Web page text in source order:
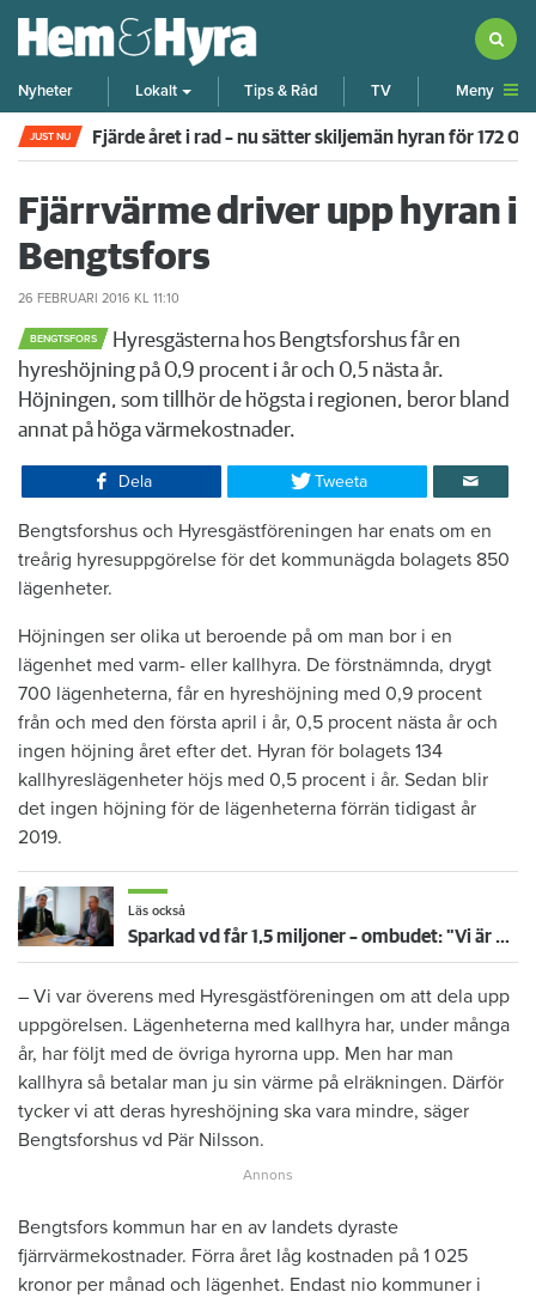
Nyheter Lokalt Tips & Råd TV Meny
JUST NU Fjärde året i rad – nu sätter skiljemän hyran för 172
Fjärrvärme driver upp hyran i
Bengtsfors
26 FEBRUARI 2016 KL 11:10
BENGTSFORS
Hyresgästerna hos Bengtsforshus får en
hyreshöjning på 0,9 procent i år och 0,5 nästa år.
Höjningen, som tillhör de högsta i regionen, beror bland
annat på höga värmekostnader.
Dela Tweeta
Bengtsforshus och Hyresgästföreningen har enats om en
treårig hyresuppgörelse för det kommunägda bolagets 850
lägenheter.
Höjningen ser olika ut beroende på om man bor i en
lägenhet med varm- eller kallhyra. De förstnämnda, drygt
700 lägenheterna, får en hyreshöjning med 0,9 procent
från och med den första april i år, 0,5 procent nästa år och
ingen höjning året efter det. Hyran för bolagets 134
kallhyreslägenheter höjs med 0,5 procent i år. Sedan blir
det ingen höjning för de lägenheterna förrän tidigast år
2019.
Läs också
Sparkad vd får 1,5 miljoner – ombudet: "Vi är nöjda"
– Vi var överens med Hyresgästföreningen om att dela upp
uppgörelsen. Lägenheterna med kallhyra har, under många
år, har följt med de övriga hyrorna upp. Men har man
kallhyra så betalar man ju sin värme på elräkningen. Därför
tycker vi att deras hyreshöjning ska vara mindre, säger
Bengtsforshus vd Pär Nilsson.
Bengtsfors kommun har en av landets dyraste
fjärrvärmekostnader. Förra året låg kostnaden på 1 025
kronor per månad och lägenhet. Endast nio kommuner i